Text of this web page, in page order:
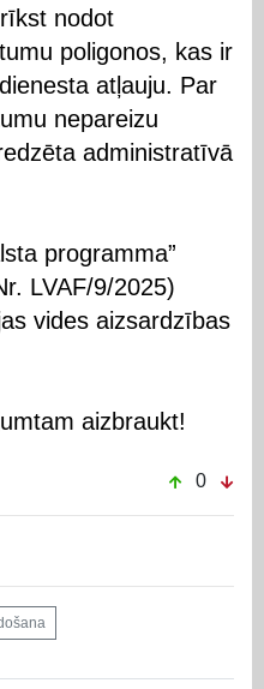
nodot
poligonos, kas ir
atļauju. Par
nepareizu
administratīvā
programma”
LVAF/9/2025)
vides aizsardzības
aizbraukt!
0